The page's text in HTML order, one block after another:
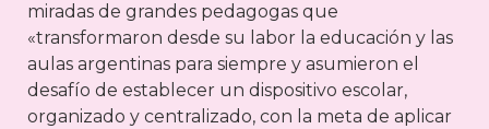
miradas de grandes pedagogas que
«transformaron desde su labor la educación y las
aulas argentinas para siempre y asumieron el
desafío de establecer un dispositivo escolar,
organizado y centralizado, con la meta de aplicar